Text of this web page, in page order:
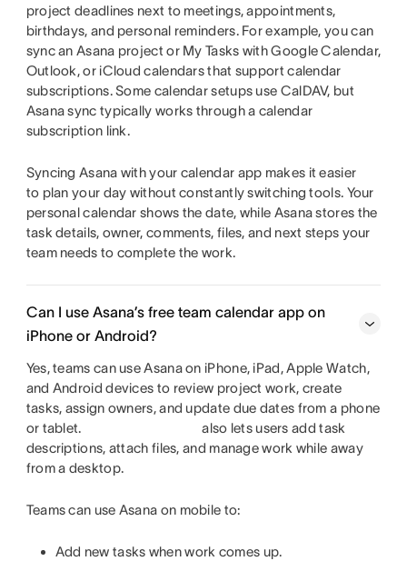
project deadlines next to meetings, appointments,
birthdays, and personal reminders. For example, you can
sync an Asana project or My Tasks with Google Calendar,
Outlook, or iCloud calendars that support calendar
subscriptions. Some calendar setups use CalDAV, but
Asana sync typically works through a calendar
subscription link.
Syncing Asana with your calendar app makes it easier
to plan your day without constantly switching tools. Your
personal calendar shows the date, while Asana stores the
task details, owner, comments, files, and next steps your
team needs to complete the work.
Can I use Asana’s free team calendar app on
iPhone or Android?
Yes, teams can use Asana on iPhone, iPad, Apple Watch,
and Android devices to review project work, create
tasks, assign owners, and update due dates from a phone
or tablet.
also lets users add task
descriptions, attach files, and manage work while away
from a desktop.
Teams can use Asana on mobile to:
Add new tasks when work comes up.